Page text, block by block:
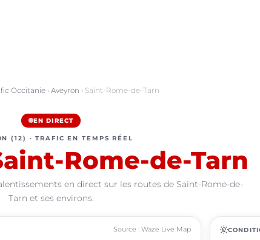
Occitanie› Aveyron › Saint-Rome-de-Tarn
EN DIRECT
(12) · TRAFIC EN TEMPS RÉEL
Rome-de-Tarn
en direct sur les routes de Saint-Rome-de-
Tarn et ses environs.
Source : Waze Live Map routine